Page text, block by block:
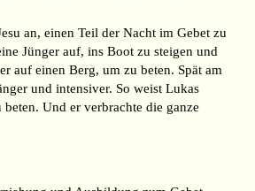
an, einen Teil der Nacht im Gebet zu
Jünger auf, ins Boot zu steigen und
auf einen Berg, um zu beten. Spät am
und intensiver. So weist Lukas
Und er verbrachte die ganze